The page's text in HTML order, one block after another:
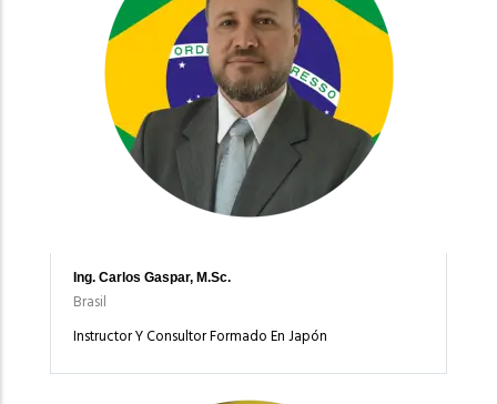
Ing. Carlos Gaspar, M.Sc.
Brasil
Instructor Y Consultor Formado En Japón